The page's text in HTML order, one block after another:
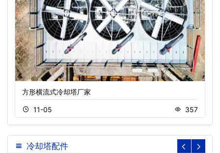
方形横流式冷却塔厂家
11-05 357
冷却塔配件